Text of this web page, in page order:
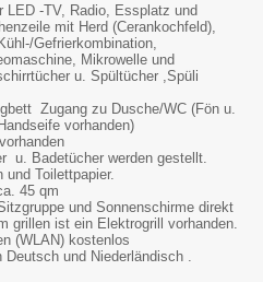
LED -TV, Radio, Essplatz und
mit Herd (Cerankochfeld),
Gefrierkombination,
Mikrowelle und
u. Spültücher ,Spüli
Zugang zu Dusche/WC (Fön u.
vorhanden)
u. Badetücher werden gestellt.
Toilettpapier.
45 qm
und Sonnenschirme direkt
grillen ist ein Elektrogrill vorhanden.
(WLAN) kostenlos
und Niederländisch .